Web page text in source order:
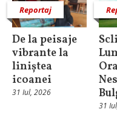
Reportaj
De la peisaje
vibrante la
liniștea
icoanei
31 Iul, 2026
31